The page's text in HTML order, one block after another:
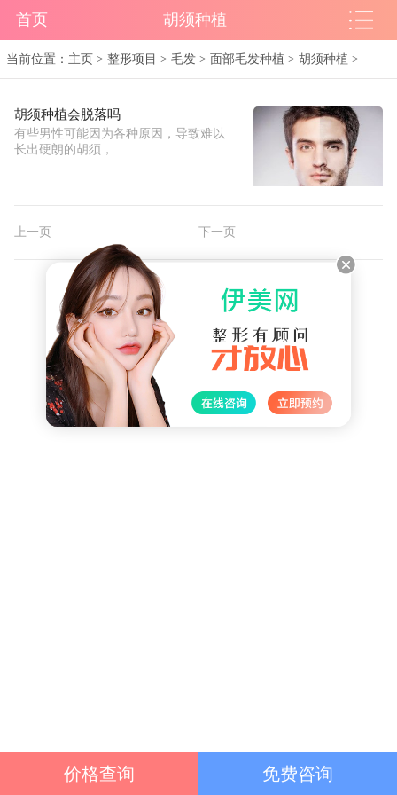
首页 胡须种植
当前位置： 主页 >整形项目 >毛发 >面部毛发种植 >胡须种植 >
胡须种植会脱落吗
有些男性可能因为各种原因，导致难以
长出硬朗的胡须，
上一页 下一页
Copyright @ 2024 伊美网
www.wxmein.com
价格查询 免费咨询